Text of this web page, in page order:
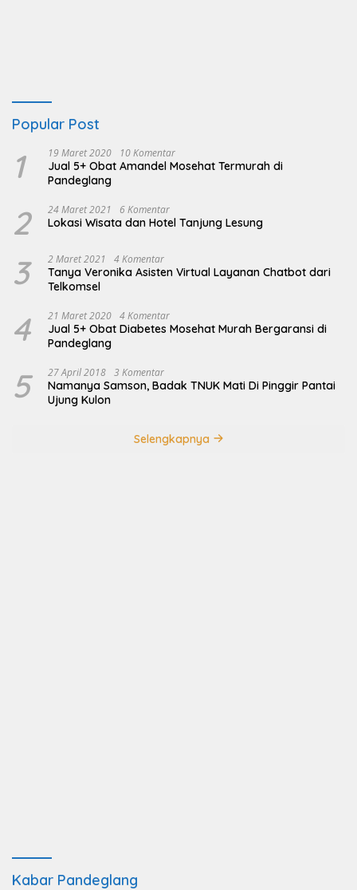
Popular Post
1 19 Maret 2020 10 Komentar
Jual 5+ Obat Amandel Mosehat Termurah di
Pandeglang
2 24 Maret 2021 6 Komentar
Lokasi Wisata dan Hotel Tanjung Lesung
3 2 Maret 2021 4 Komentar
Tanya Veronika Asisten Virtual Layanan Chatbot dari
Telkomsel
4 21 Maret 2020 4 Komentar
Jual 5+ Obat Diabetes Mosehat Murah Bergaransi di
Pandeglang
5 27 April 2018 3 Komentar
Namanya Samson, Badak TNUK Mati Di Pinggir Pantai
Ujung Kulon
Selengkapnya
Kabar Pandeglang